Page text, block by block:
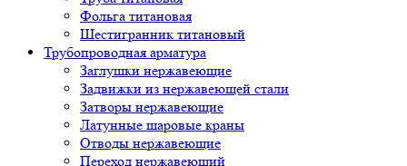
Фольга титановая
Шестигранник титановый
Трубопроводная арматура
Заглушки нержавеющие
Задвижки из нержавеющей стали
Затворы нержавеющие
Латунные шаровые краны
Отводы нержавеющие
Переход нержавеющий